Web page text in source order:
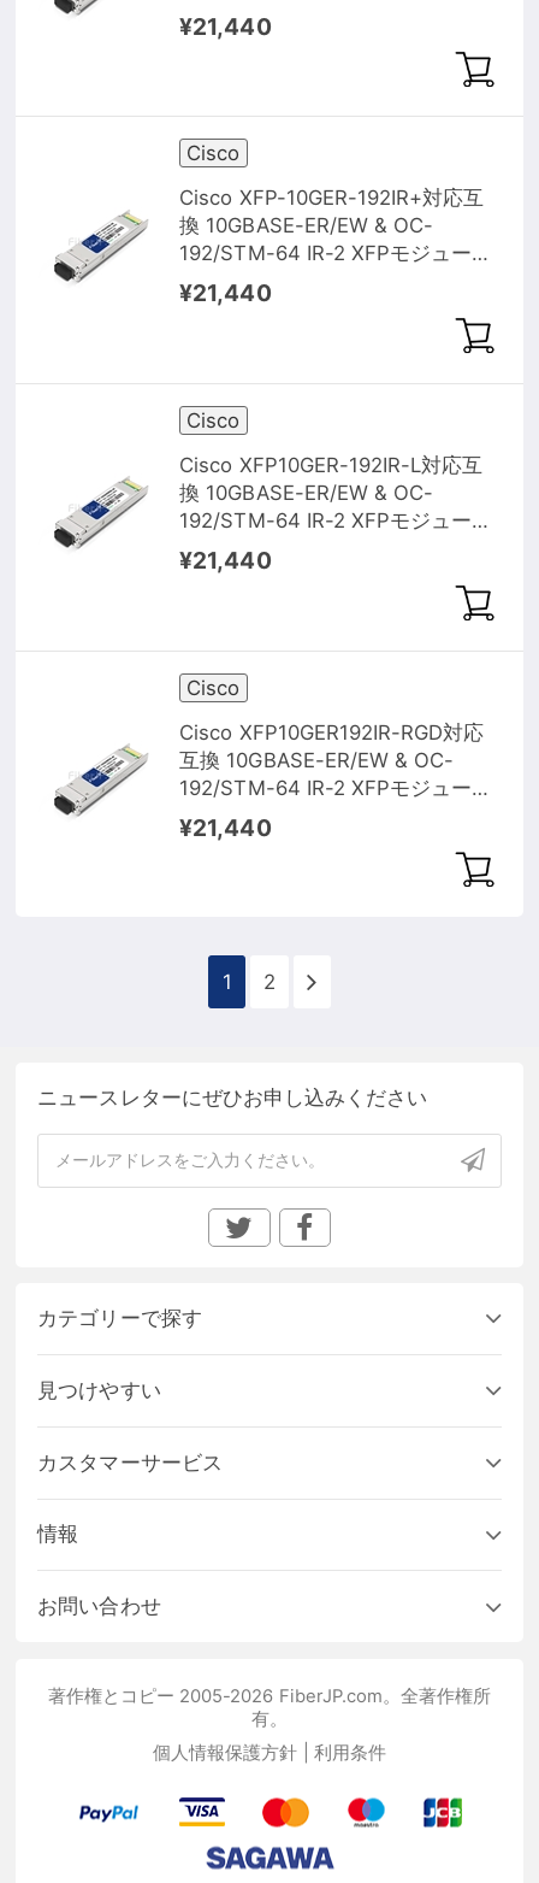
（1550nm 40km DOM）
¥21,440
Cisco
Cisco XFP-10GER-192IR+対応互
換 10GBASE-ER/EW & OC-
192/STM-64 IR-2 XFPモジュール
（1550nm 40km DOM）
¥21,440
Cisco
Cisco XFP10GER-192IR-L対応互
換 10GBASE-ER/EW & OC-
192/STM-64 IR-2 XFPモジュール
（1550nm 40km DOM）
¥21,440
Cisco
Cisco XFP10GER192IR-RGD対応
互換 10GBASE-ER/EW & OC-
192/STM-64 IR-2 XFPモジュール
（1550nm 40km IND DOM）
¥21,440
1 2
ニュースレターにぜひお申し込みください
カテゴリーで探す
見つけやすい
カスタマーサービス
情報
お問い合わせ
著作権とコピー 2005-2026 FiberJP.com。全著作権所
有。
個人情報保護方針
利用条件